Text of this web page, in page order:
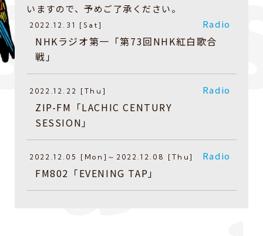
いますので、予めご了承ください。
2022.12.31 [Sat] Radio
NHKラジオ第一「第73回NHK紅白歌合
戦」
2022.12.22 [Thu] Radio
ZIP-FM「LACHIC CENTURY
SESSION」
2022.12.05 [Mon]～2022.12.08 [Thu] Radio
FM802「EVENING TAP」